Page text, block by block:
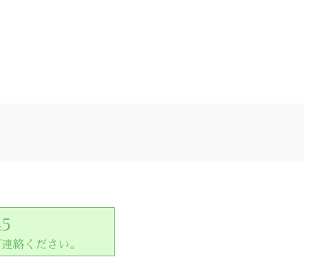
絡ください。